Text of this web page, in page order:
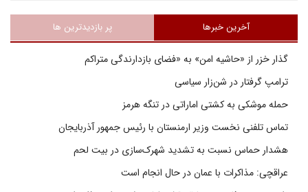
آخرین خبرها پر بازدیدترین ها
گذار خزر از «حاشیه امن» به «فضای بازدارندگی متراکم
ترامپ گرفتار در شن‌زار سیاسی
حمله موشکی به کشتی اماراتی در تنگه هرمز
تماس تلفنی نخست وزیر ارمنستان با رئیس جمهور آذربایجان
هشدار حماس نسبت به تشدید شهرک‌سازی در بیت‌ لحم
عراقچی: مذاکرات با عمان در حال انجام است